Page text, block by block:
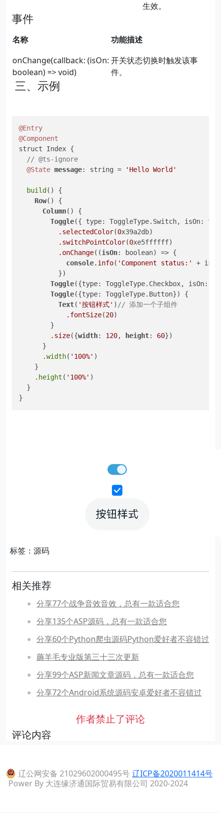
生效。
事件
名称
功能描述
onChange(callback: (isOn:
boolean) => void)
开关状态切换时触发该事
件。
三、示例
@Entry
@Component
struct Index {
// @ts-ignore
@State message: string = 'Hello World'
build () {
Row() {
Column() {
Toggle({ type: ToggleType.Switch, isOn:
.selectedColor(0x39a2db)
.switchPointColor(0xe5ffffff)
.onChange((isOn: boolean) => {
console.info( 'Component status:'
+
          })
Toggle({type: ToggleType.Checkbox, isOn:
Toggle({type: ToggleType.Button}) {
Text( '按钮样式' ) // 添加一个子组件
.fontSize(20)
        }
.size({width: 120, height: 60})
      }
      .
width( '100%' )
    }
    .
height ( '100%' )
  }
}
标签：源码
相关推荐
分享77个战争音效音效，总有一款适合您
分享135个ASP源码，总有一款适合您
分享60个Python爬虫源码Python爱好者不容错过
薅羊毛专业版第三十三次更新
分享99个ASP新闻文章源码，总有一款适合您
分享72个Android系统源码安卓爱好者不容错过
作者禁止了评论
评论内容
辽公网安备 21029602000495号 辽ICP备2020011414号
Power By 大连缘济通国际贸易有限公司 2020-2024